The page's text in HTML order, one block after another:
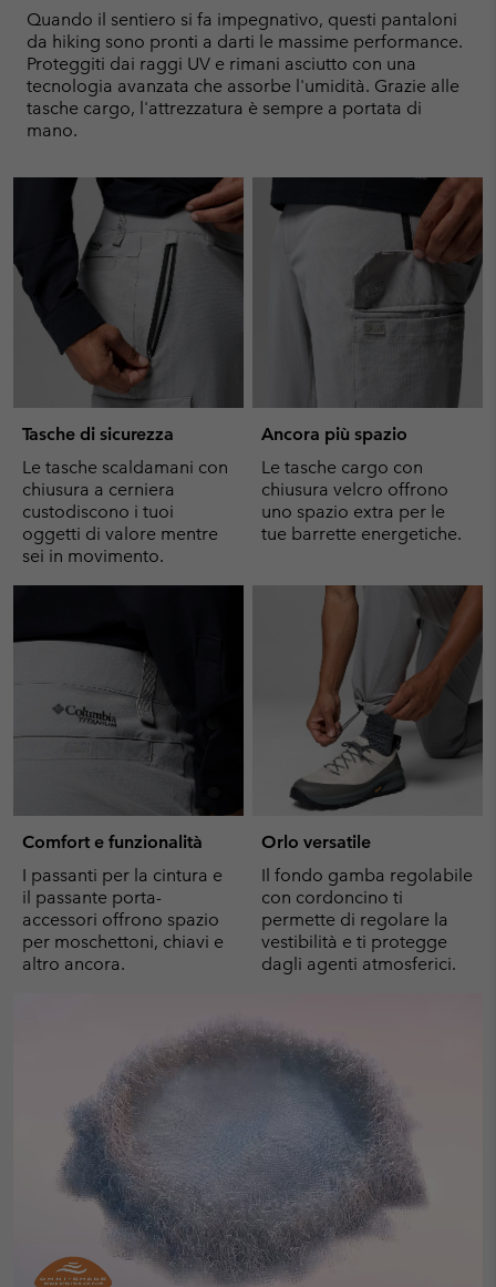
Quando il sentiero si fa impegnativo, questi pantaloni
da hiking sono pronti a darti le massime performance.
Proteggiti dai raggi UV e rimani asciutto con una
tecnologia avanzata che assorbe l'umidità. Grazie alle
tasche cargo, l'attrezzatura è sempre a portata di
mano.
Tasche di sicurezza
Le tasche scaldamani con
chiusura a cerniera
custodiscono i tuoi
oggetti di valore mentre
sei in movimento.
Ancora più spazio
Le tasche cargo con
chiusura velcro offrono
uno spazio extra per le
tue barrette energetiche.
Comfort e funzionalità
I passanti per la cintura e
il passante porta-
accessori offrono spazio
per moschettoni, chiavi e
altro ancora.
Orlo versatile
Il fondo gamba regolabile
con cordoncino ti
permette di regolare la
vestibilità e ti protegge
dagli agenti atmosferici.